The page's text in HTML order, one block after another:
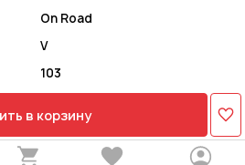
On Road
V
103
в корзину